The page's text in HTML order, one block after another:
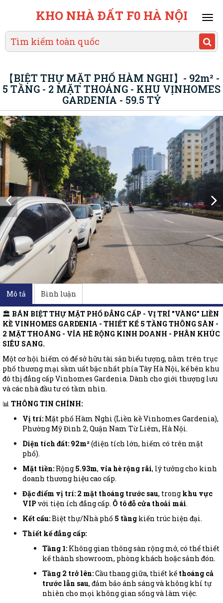
KHO NHÀ ĐẤT F0 HÀ NỘI
【BIỆT THỰ MẶT PHỐ HÀM NGHI】- 92m² -
5 TẦNG - 2 MẶT THOÁNG - KHU VỊNHOMES
GARDENIA - 59.5 TỶ
Mô tả Bình luận
🏛️ BÁN BIỆT THỰ MẶT PHỐ ĐẲNG CẤP - VỊ TRÍ "VÀNG" LIỀN
KỀ VINHOMES GARDENIA - THIẾT KẾ 5 TẦNG THÔNG SÀN -
2 MẶT THOÁNG - VỈA HÈ RỘNG KINH DOANH - PHÂN KHÚC
SIÊU SANG.
Một cơ hội hiếm có để sở hữu tài sản biểu tượng, nằm trên trục
phố thương mại sầm uất bậc nhất phía Tây Hà Nội, kế bên khu
đô thị đẳng cấp Vinhomes Gardenia. Dành cho giới thượng lưu
và các nhà đầu tư có tầm nhìn.
📊 THÔNG TIN CHÍNH:
Vị trí: Mặt phố Hàm Nghi (Liền kề Vinhomes Gardenia),
Phường Mỹ Đình 2, Quận Nam Từ Liêm, Hà Nội.
Diện tích đất: 92m²(diện tích lớn, hiếm có trên mặt
phố).
Mặt tiền: Rộng 5.93m, vỉa hè rộng rãi, lý tưởng cho kinh
doanh thương hiệu cao cấp.
Đặc điểm vị trí: 2 mặt thoáng trước sau, trongkhu vực
VIP với tiện ích đẳng cấp. Ô tô đỗ cửa thoải mái.
Kết cấu:Biệt thự/Nhà phố 5 tầng kiến trúc hiện đại.
Thiết kế đẳng cấp:
Tầng 1: Không gian thông sàn rộng mở, có thể thiết
kế thành showroom, phòng khách hoặc sảnh đón.
Tầng 2 trở lên:Cầu thang giữa, thiết kế thoáng cả
trước lẫn sau, đảm bảo ánh sáng và không khí tự
nhiên cho mọi không gian sống và làm việc.